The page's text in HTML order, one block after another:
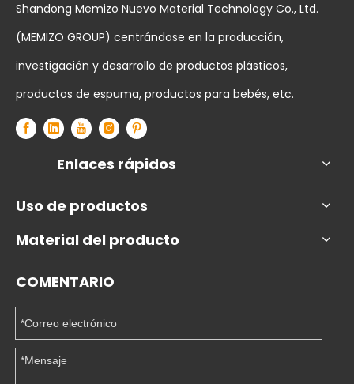
Shandong Memizo Nuevo Material Technology Co., Ltd.
(MEMIZO GROUP) centrándose en la producción,
investigación y desarrollo de productos plásticos,
productos de espuma, productos para bebés, etc.
Enlaces rápidos
Uso de productos
Material del producto
COMENTARIO